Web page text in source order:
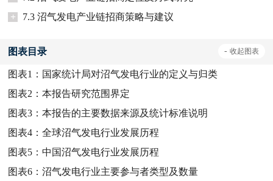
+
7.3 沼气发电产业链招商策略与建议
图表目录 - 收起图表
图表1： 国家统计局对沼气发电行业的定义与归类
图表2：本报告研究范围界定
图表3：本报告的主要数据来源及统计标准说明
图表4：全球沼气发电行业发展历程
图表5：中国沼气发电行业发展历程
图表6：沼气发电行业主要参与者类型及数量